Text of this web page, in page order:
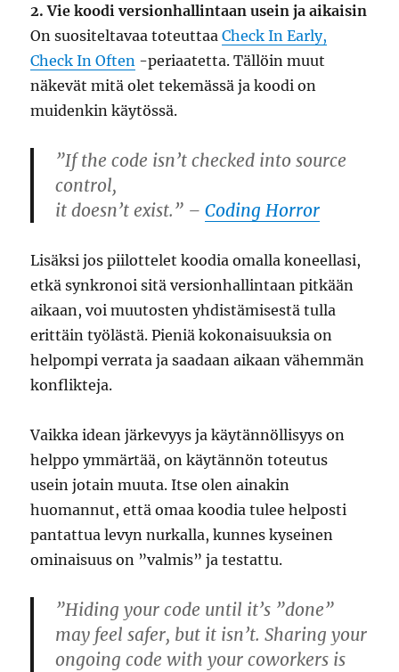
2. Vie koodi versionhallintaan usein ja aikaisin
On suositeltavaa toteuttaaCheck In Early,
Check In Often -periaatetta. Tällöin muut
näkevät mitä olet tekemässä ja koodi on
muidenkin käytössä.
”If the code isn’t checked into source
control,
it doesn’t exist.” –Coding Horror
Lisäksi jos piilottelet koodia omalla koneellasi,
etkä synkronoi sitä versionhallintaan pitkään
aikaan, voi muutosten yhdistämisestä tulla
erittäin työlästä. Pieniä kokonaisuuksia on
helpompi verrata ja saadaan aikaan vähemmän
konflikteja.
Vaikka idean järkevyys ja käytännöllisyys on
helppo ymmärtää, on käytännön toteutus
usein jotain muuta. Itse olen ainakin
huomannut, että omaa koodia tulee helposti
pantattua levyn nurkalla, kunnes kyseinen
ominaisuus on ”valmis” ja testattu.
”Hiding your code until it’s ”done”
may feel safer, but it isn’t. Sharing your
ongoing code with your coworkers is